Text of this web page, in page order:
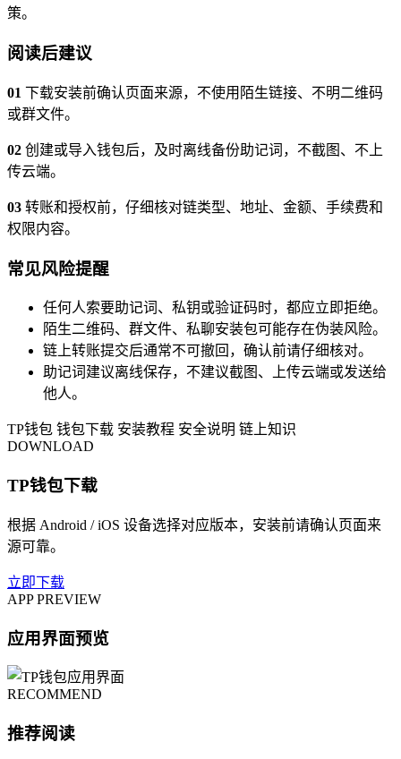
策。
阅读后建议
01 下载安装前确认页面来源，不使用陌生链接、不明二维码
或群文件。
02 创建或导入钱包后，及时离线备份助记词，不截图、不上
传云端。
03 转账和授权前，仔细核对链类型、地址、金额、手续费和
权限内容。
常见风险提醒
任何人索要助记词、私钥或验证码时，都应立即拒绝。
陌生二维码、群文件、私聊安装包可能存在伪装风险。
链上转账提交后通常不可撤回，确认前请仔细核对。
助记词建议离线保存，不建议截图、上传云端或发送给
他人。
TP钱包 钱包下载 安装教程 安全说明 链上知识
DOWNLOAD
TP钱包下载
根据 Android / iOS 设备选择对应版本，安装前请确认页面来
源可靠。
立即下载
APP PREVIEW
应用界面预览
RECOMMEND
推荐阅读